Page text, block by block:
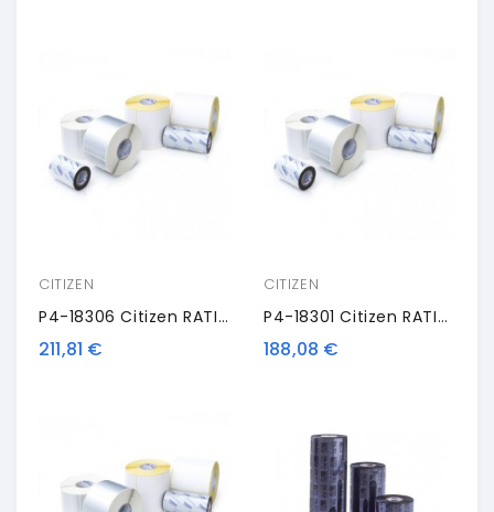
CITIZEN
P4-18306 Citizen RATING PACK, Rotolo Etichette, Nastro Colorato, Resina, 100x59.5mm
211,81 €
CITIZEN
P4-18301 Citizen RATING PACK, Rotolo Etichette, Nastro Colorato, Resina, 32x20mm
188,08 €